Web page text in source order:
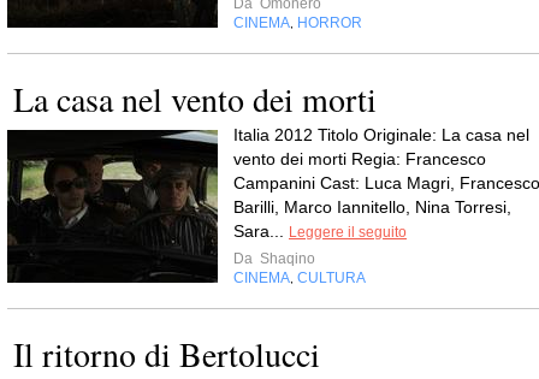
Da Omonero
CINEMA, HORROR
La casa nel vento dei morti
Italia 2012 Titolo Originale: La casa nel
vento dei morti Regia: Francesco
Campanini Cast: Luca Magri, Francesco
Barilli, Marco Iannitello, Nina Torresi,
Sara... Leggere il seguito
Da Shaqino
CINEMA, CULTURA
Il ritorno di Bertolucci